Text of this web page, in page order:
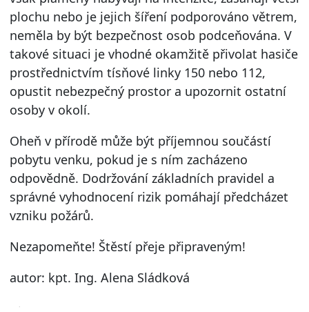
plochu nebo je jejich šíření podporováno větrem,
neměla by být bezpečnost osob podceňována. V
takové situaci je vhodné okamžitě přivolat hasiče
prostřednictvím tísňové linky 150 nebo 112,
opustit nebezpečný prostor a upozornit ostatní
osoby v okolí.
Oheň v přírodě může být příjemnou součástí
pobytu venku, pokud je s ním zacházeno
odpovědně. Dodržování základních pravidel a
správné vyhodnocení rizik pomáhají předcházet
vzniku požárů.
Nezapomeňte! Štěstí přeje připraveným!
autor: kpt. Ing. Alena Sládková